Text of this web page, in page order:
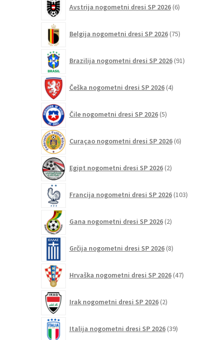
Avstrija nogometni dresi SP 2026 6izdelkov
Belgija nogometni dresi SP 2026 75izdelkov
Brazilija nogometni dresi SP 2026 91izdelkov
Češka nogometni dresi SP 2026 4izdelki
Čile nogometni dresi SP 2026 5izdelkov
Curaçao nogometni dresi SP 2026 6izdelkov
Egipt nogometni dresi SP 2026 2izdelka
Francija nogometni dresi SP 2026 103izdelki
Gana nogometni dresi SP 2026 2izdelka
Grčija nogometni dresi SP 2026 8izdelkov
Hrvaška nogometni dresi SP 2026 47izdelkov
Irak nogometni dresi SP 2026 2izdelka
Italija nogometni dresi SP 2026 39izdelkov